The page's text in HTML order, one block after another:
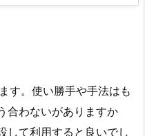
す。使い勝手や手法はも
合わないがありますか
して利用すると良いでし